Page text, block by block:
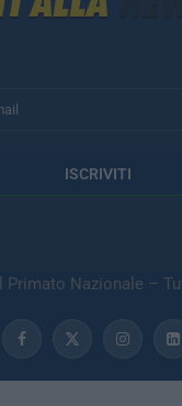
Primato Nazionale –